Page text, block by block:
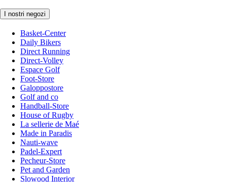
I nostri negozi
Basket-Center
Daily Bikers
Direct Running
Direct-Volley
Espace Golf
Foot-Store
Galoppostore
Golf and co
Handball-Store
House of Rugby
La sellerie de Maé
Made in Paradis
Nauti-wave
Padel-Expert
Pecheur-Store
Pet and Garden
Slowood Interior